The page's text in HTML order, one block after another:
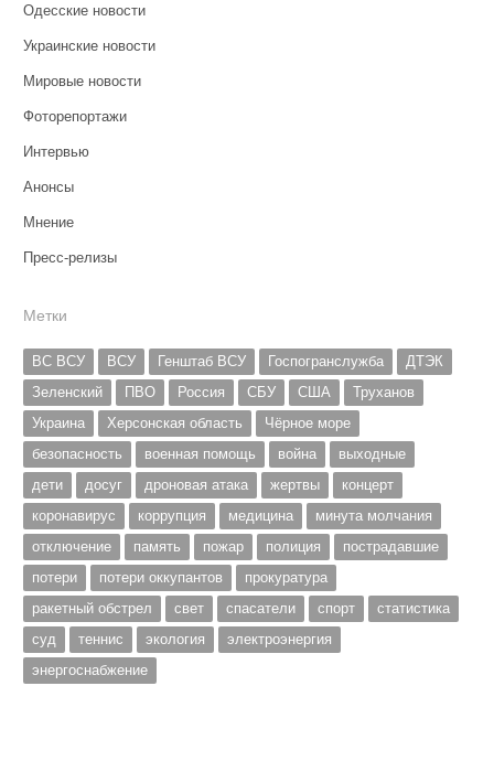
Одесские новости
Украинские новости
Мировые новости
Фоторепортажи
Интервью
Анонсы
Мнение
Пресс-релизы
Метки
ВС ВСУ ВСУ Генштаб ВСУ Госпогранслужба
ДТЭК
Зеленский
ПВО Россия СБУ США
Труханов
Украина
Херсонская область
Чёрное море
безопасность
военная помощь война
выходные
дети
досуг дроновая атака жертвы
концерт
коронавирус
коррупция медицина
минута молчания
отключение
память пожар полиция
пострадавшие
потери
потери оккупантов
прокуратура
ракетный обстрел
свет спасатели спорт
статистика
суд
теннис экология
электроэнергия
энергоснабжение